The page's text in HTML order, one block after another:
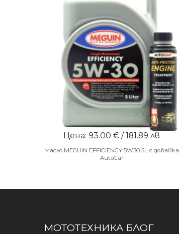
Цена: 93.00 € / 181.89 лв
Масло MEGUIN EFFICIENCY 5W30 5L с добавка
AutoGar
МОТОТЕХНИКА БЛОГ